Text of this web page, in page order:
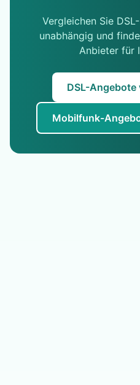
Vergleichen Sie
unabhängig und
Anbieter für
DSL-Angebote
Mobilfunk-